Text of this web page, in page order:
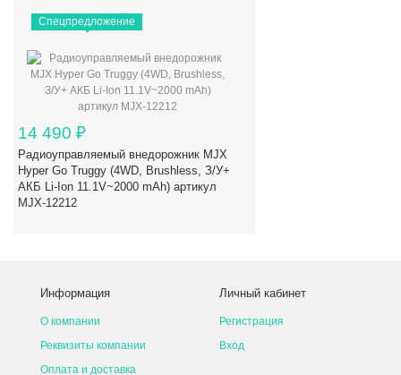
Спецпредложение
14 490 ₽
Радиоуправляемый внедорожник MJX
Hyper Go Truggy (4WD, Brushless, З/У+
АКБ Li-Ion 11.1V~2000 mAh) артикул
MJX-12212
Информация
О компании
Реквизиты компании
Оплата и доставка
Личный кабинет
Регистрация
Вход